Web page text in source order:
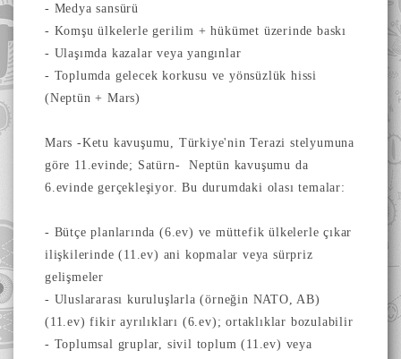
- Medya sansürü
- Komşu ülkelerle gerilim + hükümet üzerinde baskı
- Ulaşımda kazalar veya yangınlar
- Toplumda gelecek korkusu ve yönsüzlük hissi
(Neptün + Mars)
Mars -Ketu kavuşumu, Türkiye'nin Terazi stelyumuna
göre 11.evinde; Satürn- Neptün kavuşumu da
6.evinde gerçekleşiyor. Bu durumdaki olası temalar:
- Bütçe planlarında (6.ev) ve müttefik ülkelerle çıkar
ilişkilerinde (11.ev) ani kopmalar veya sürpriz
gelişmeler
- Uluslararası kuruluşlarla (örneğin NATO, AB)
(11.ev) fikir ayrılıkları (6.ev); ortaklıklar bozulabilir
- Toplumsal gruplar, sivil toplum (11.ev) veya